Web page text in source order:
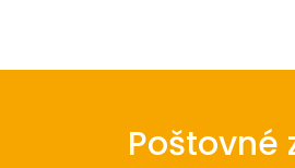
Poštovné